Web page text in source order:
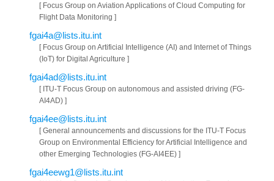
[ Focus Group on Aviation Applications of Cloud Computing for
Flight Data Monitoring ]
fgai4a@lists.itu.int
[ Focus Group on Artificial Intelligence (AI) and Internet of Things
(IoT) for Digital Agriculture ]
fgai4ad@lists.itu.int
[ ITU-T Focus Group on autonomous and assisted driving (FG-
AI4AD) ]
fgai4ee@lists.itu.int
[ General announcements and discussions for the ITU-T Focus
Group on Environmental Efficiency for Artificial Intelligence and
other Emerging Technologies (FG-AI4EE) ]
fgai4eewg1@lists.itu.int